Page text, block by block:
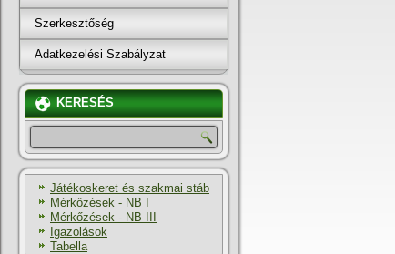
Szerkesztőség
Adatkezelési Szabályzat
KERESÉS
Játékoskeret és szakmai stáb
Mérkőzések - NB I
Mérkőzések - NB III
Igazolások
Tabella